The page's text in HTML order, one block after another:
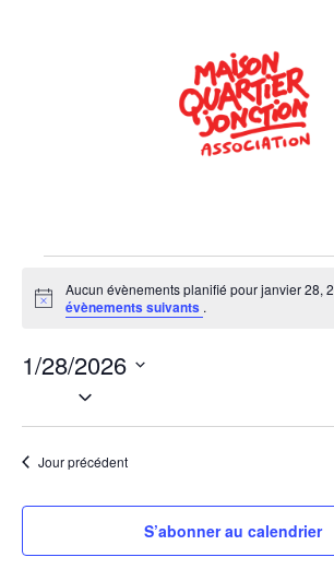
Notice
Aucun évènements planifié pour janvier 28,
évènements suivants .
1/28/2026
Sélectionnez
date.
Jour précédent
S’abonner au calendrier